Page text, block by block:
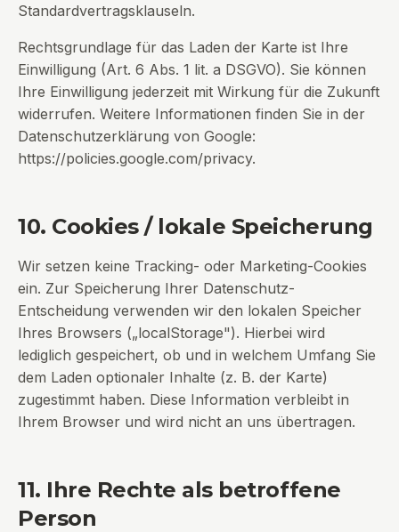
Standardvertragsklauseln.
Rechtsgrundlage für das Laden der Karte ist Ihre
Einwilligung (Art. 6 Abs. 1 lit. a DSGVO). Sie können
Ihre Einwilligung jederzeit mit Wirkung für die Zukunft
widerrufen. Weitere Informationen finden Sie in der
Datenschutzerklärung von Google:
https://policies.google.com/privacy.
10. Cookies / lokale Speicherung
Wir setzen keine Tracking- oder Marketing-Cookies
ein. Zur Speicherung Ihrer Datenschutz-
Entscheidung verwenden wir den lokalen Speicher
Ihres Browsers („localStorage"). Hierbei wird
lediglich gespeichert, ob und in welchem Umfang Sie
dem Laden optionaler Inhalte (z. B. der Karte)
zugestimmt haben. Diese Information verbleibt in
Ihrem Browser und wird nicht an uns übertragen.
11. Ihre Rechte als betroffene
Person